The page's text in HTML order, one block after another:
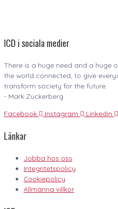
ICD i sociala medier
There is a huge need and a huge
the world connected, to give
transform society for the future.
- Mark Zuckerberg
Facebook Instagram Linkedin
Länkar
Jobba hos oss
Integritetspolicy
Cookiepolicy
Allmänna villkor